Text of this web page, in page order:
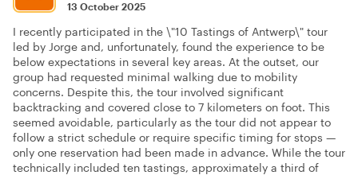
13 October 2025
I recently participated in the \"10 Tastings of Antwerp\" tour
led by Jorge and, unfortunately, found the experience to be
below expectations in several key areas. At the outset, our
group had requested minimal walking due to mobility
concerns. Despite this, the tour involved significant
backtracking and covered close to 7 kilometers on foot. This
seemed avoidable, particularly as the tour did not appear to
follow a strict schedule or require specific timing for stops —
only one reservation had been made in advance. While the tour
technically included ten tastings, approximately a third of